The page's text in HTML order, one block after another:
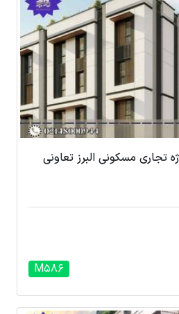
تجاری مسکونی البرز تعاونی
M586